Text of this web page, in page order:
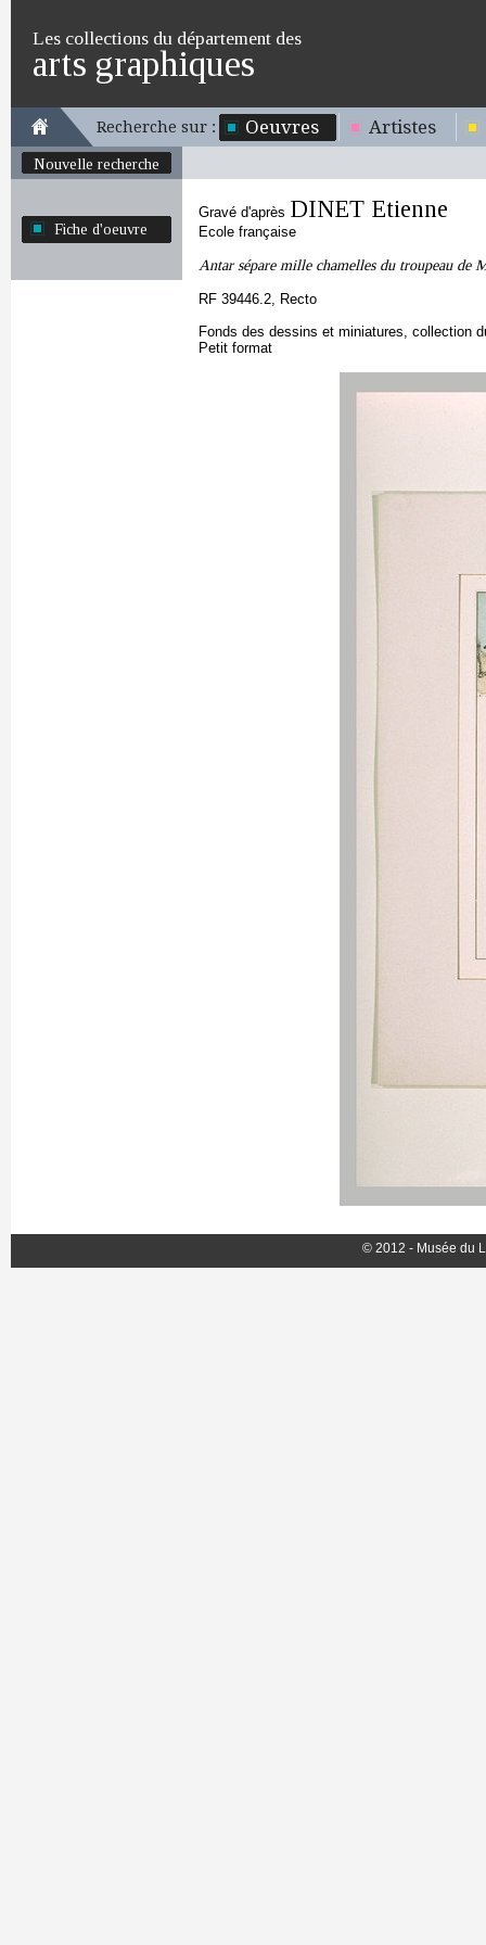
Les collections du département des
arts graphiques
Recherche sur : Oeuvres Artistes
Nouvelle recherche
Fiche d'oeuvre
Gravé d'après DINET Etienne
Ecole française
Antar sépare mille chamelles du troupeau de
RF 39446.2, Recto
Fonds des dessins et miniatures, collection
Petit format
© 2012 - Musée du